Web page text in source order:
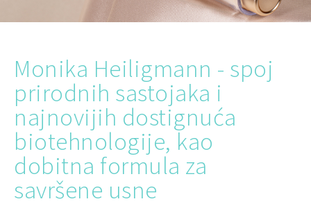
Monika Heiligmann - spoj
prirodnih sastojaka i
najnovijih dostignuća
biotehnologije, kao
dobitna formula za
savršene usne